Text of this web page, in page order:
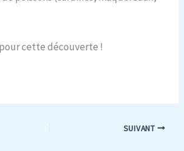
cette découverte !
SUIVANT